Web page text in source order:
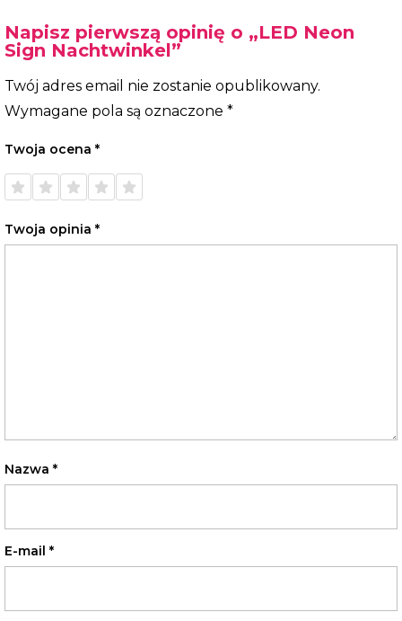
Napisz pierwszą opinię o „LED Neon
Sign Nachtwinkel”
Twój adres email nie zostanie opublikowany.
Wymagane pola są oznaczone *
Twoja ocena *
1 z 5
gwiazdek
2 z 5
gwiazdek
3 z 5
gwiazdek
4 z 5
gwiazdek
5 z 5
gwiazdek
Twoja opinia *
Nazwa *
E-mail *